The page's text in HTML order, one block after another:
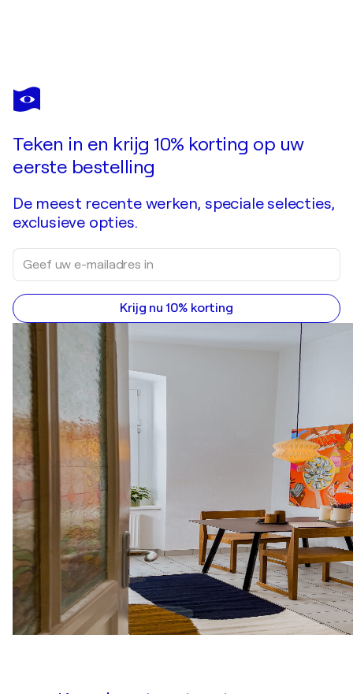
IRINA
LAUBE
Kunstwerk in opdracht aanvragen
Teken in en krijg 10% korting op uw
eerste bestelling
De meest recente werken, speciale selecties,
exclusieve opties.
Krijg nu 10% korting